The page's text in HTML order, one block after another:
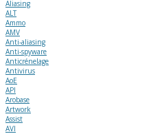
Aliasing
ALT
Ammo
AMV
Anti-aliasing
Anti-spyware
Anticrénelage
Antivirus
AoE
API
Arobase
Artwork
Assist
AVI